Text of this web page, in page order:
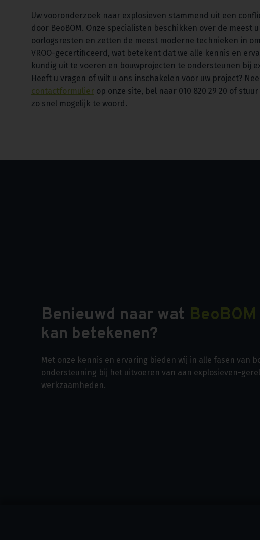
Uw vooronderzoek naar explosieven stammend uit een
door BeoBOM. Onze specialisten beschikken over de meest
oorlogsresten en zetten de meest moderne technieken in
VROO-gecertificeerd, wat betekent dat we alle kennis en
kundig uit te voeren en bouwprojecten te ondersteunen bij
Heeft u vragen of wilt u ons inschakelen voor uw project?
contactformulier op onze site, bel naar 010 820 29 20 of
zo snel mogelijk te woord.
Benieuwd naar wat BeoBOM
kan betekenen?
Met onze kennis en ervaring bieden wij in alle fasen van
ondersteuning bij het uitvoeren van aan explosieven-
werkzaamheden.